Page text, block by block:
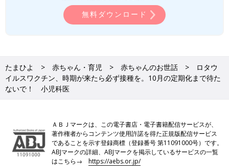
無料ダウンロード
たまひよ 赤ちゃん・育児 赤ちゃんのお世話
ロタウ
イルスワクチン、時期が来たら必ず接種を。10月の定期化まで待た
ないで！ 小児科医
ＡＢＪマークは、この電子書店・電子書籍配信サービスが、
著作権者からコンテンツ使用許諾を得た正規版配信サービス
であることを示す登録商標（登録番号 第11091000号）です。
ABJマークの詳細、ABJマークを掲示しているサービスの一覧
はこちら→https://aebs.or.jp/